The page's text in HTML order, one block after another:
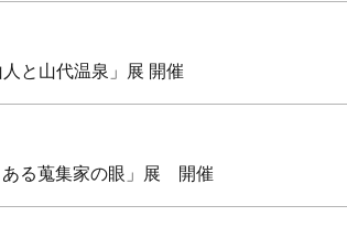
と山代温泉」展 開催
る蒐集家の眼」展 開催